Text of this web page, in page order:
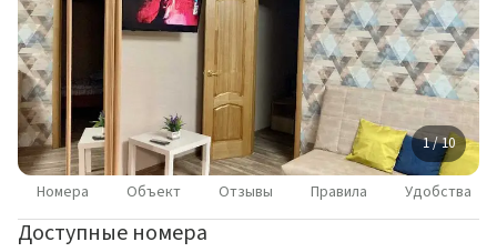
1 / 10
Номера Объект Отзывы Правила Удобства
Доступные номера